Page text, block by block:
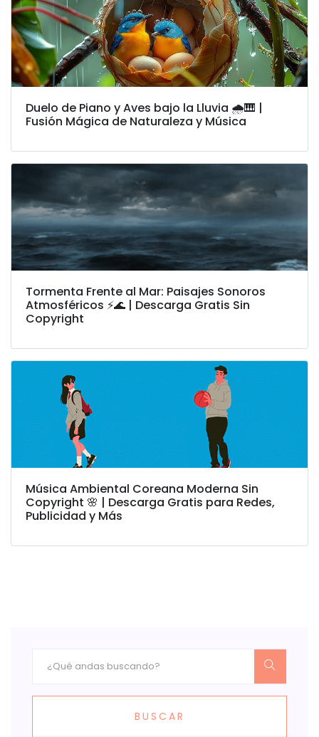
Duelo de Piano y Aves bajo la Lluvia 🌧️🎹 |
Fusión Mágica de Naturaleza y Música
Tormenta Frente al Mar: Paisajes Sonoros
Atmosféricos ⚡🌊 | Descarga Gratis Sin
Copyright
Música Ambiental Coreana Moderna Sin
Copyright 🌸 | Descarga Gratis para Redes,
Publicidad y Más
BUSCAR